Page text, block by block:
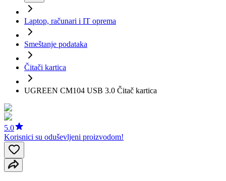
Laptop, računari i IT oprema
Smeštanje podataka
Čitači kartica
UGREEN CM104 USB 3.0 Čitač kartica
5.0
Korisnici su oduševljeni proizvodom!